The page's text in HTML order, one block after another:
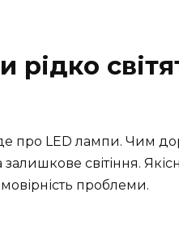
рідко
про LED лампи. Чим
світіння.
проблеми.